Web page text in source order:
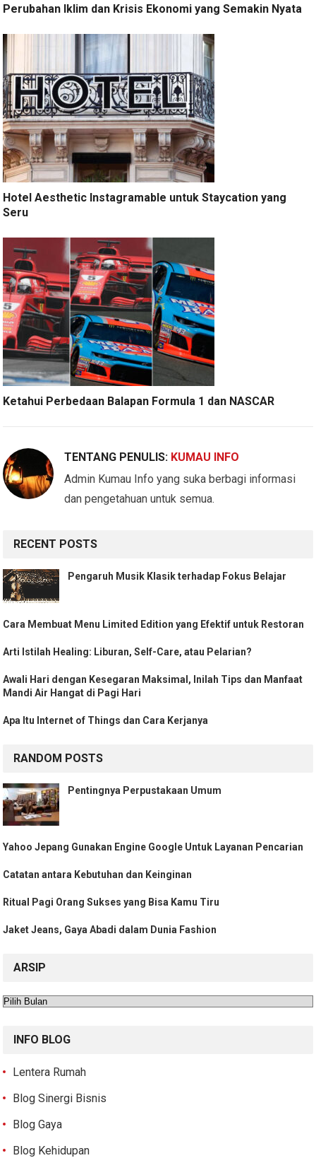
Perubahan Iklim dan Krisis Ekonomi yang Semakin Nyata
Hotel Aesthetic Instagramable untuk Staycation yang
Seru
Ketahui Perbedaan Balapan Formula 1 dan NASCAR
TENTANG PENULIS: KUMAU INFO
Admin Kumau Info yang suka berbagi informasi
dan pengetahuan untuk semua.
RECENT POSTS
Pengaruh Musik Klasik terhadap Fokus Belajar
Cara Membuat Menu Limited Edition yang Efektif untuk Restoran
Arti Istilah Healing: Liburan, Self-Care, atau Pelarian?
Awali Hari dengan Kesegaran Maksimal, Inilah Tips dan Manfaat
Mandi Air Hangat di Pagi Hari
Apa Itu Internet of Things dan Cara Kerjanya
RANDOM POSTS
Pentingnya Perpustakaan Umum
Yahoo Jepang Gunakan Engine Google Untuk Layanan Pencarian
Catatan antara Kebutuhan dan Keinginan
Ritual Pagi Orang Sukses yang Bisa Kamu Tiru
Jaket Jeans, Gaya Abadi dalam Dunia Fashion
ARSIP
Arsip
INFO BLOG
Lentera Rumah
Blog Sinergi Bisnis
Blog Gaya
Blog Kehidupan